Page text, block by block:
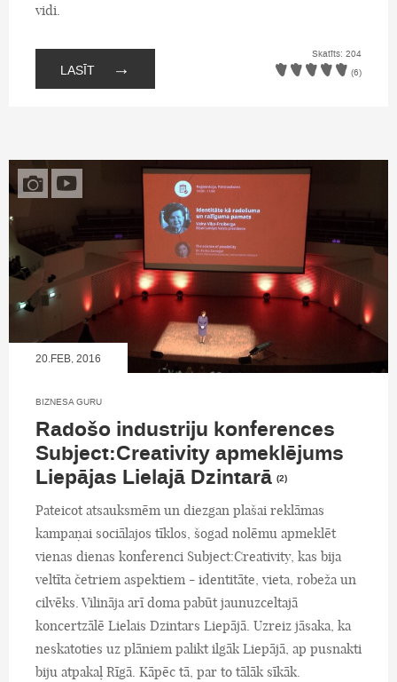
vidi.
LASĪT →
Skatīts: 204
(6)
20.FEB, 2016
BIZNESA GURU
Radošo industriju konferences
Subject:Creativity apmeklējums
Liepājas Lielajā Dzintarā (2)
Pateicot atsauksmēm un diezgan plašai reklāmas
kampaņai sociālajos tīklos, šogad nolēmu apmeklēt
vienas dienas konferenci Subject:Creativity, kas bija
veltīta četriem aspektiem - identitāte, vieta, robeža un
cilvēks. Vilināja arī doma pabūt jaunuzceltajā
koncertzālē Lielais Dzintars Liepājā. Uzreiz jāsaka, ka
neskatoties uz plāniem palikt ilgāk Liepājā, ap pusnakti
biju atpakaļ Rīgā. Kāpēc tā, par to tālāk sīkāk.